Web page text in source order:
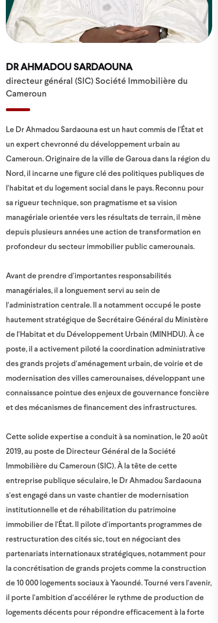
DR AHMADOU SARDAOUNA
directeur général (SIC) Société Immobilière du
Cameroun
Le Dr Ahmadou Sardaouna est un haut commis de l'État et
un expert chevronné du développement urbain au
Cameroun. Originaire de la ville de Garoua dans la région du
Nord, il incarne une figure clé des politiques publiques de
l'habitat et du logement social dans le pays. Reconnu pour
sa rigueur technique, son pragmatisme et sa vision
managériale orientée vers les résultats de terrain, il mène
depuis plusieurs années une action de transformation en
profondeur du secteur immobilier public camerounais.
Avant de prendre d'importantes responsabilités
managériales, il a longuement servi au sein de
l'administration centrale. Il a notamment occupé le poste
hautement stratégique de Secrétaire Général du Ministère
de l'Habitat et du Développement Urbain (MINHDU). À ce
poste, il a activement piloté la coordination administrative
des grands projets d'aménagement urbain, de voirie et de
modernisation des villes camerounaises, développant une
connaissance pointue des enjeux de gouvernance foncière
et des mécanismes de financement des infrastructures.
Cette solide expertise a conduit à sa nomination, le 20 août
2019, au poste de Directeur Général de la Société
Immobilière du Cameroun (SIC). À la tête de cette
entreprise publique séculaire, le Dr Ahmadou Sardaouna
s'est engagé dans un vaste chantier de modernisation
institutionnelle et de réhabilitation du patrimoine
immobilier de l'État. Il pilote d'importants programmes de
restructuration des cités sic, tout en négociant des
partenariats internationaux stratégiques, notamment pour
la concrétisation de grands projets comme la construction
de 10 000 logements sociaux à Yaoundé. Tourné vers l'avenir,
il porte l'ambition d'accélérer le rythme de production de
logements décents pour répondre efficacement à la forte